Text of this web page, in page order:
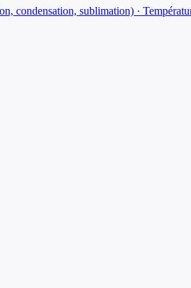
condensation, sublimation) ·